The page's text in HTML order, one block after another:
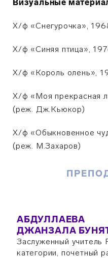
Визуальные
Х/ф «Снегурочка»,
Х/ф «Синяя птица»,
Х/ф «Король олень»,
Х/ф «Моя прекрасная
(реж. Дж.Кьюкор)
Х/ф «Обыкновенное
(реж. М.Захаров)
АБДУЛЛАЕВА
ДЖАНЗАЛА
Заслуженный учитель
категории, почетный